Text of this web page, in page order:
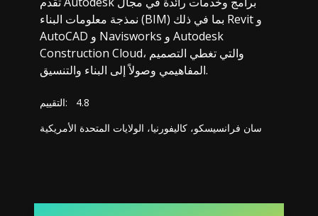
نمذجة معلومات البناء (BIM) بما في ذلك Revit و
AutoCAD و Navisworks و Autodesk
Construction Cloud، والتي تغطي التصميم
المفاهيمي وصولاً إلى البناء والتنسيق.
التقييم:
4.8
سان فرانسيسكو، كاليفورنيا، الولايات المتحدة الأمريكية